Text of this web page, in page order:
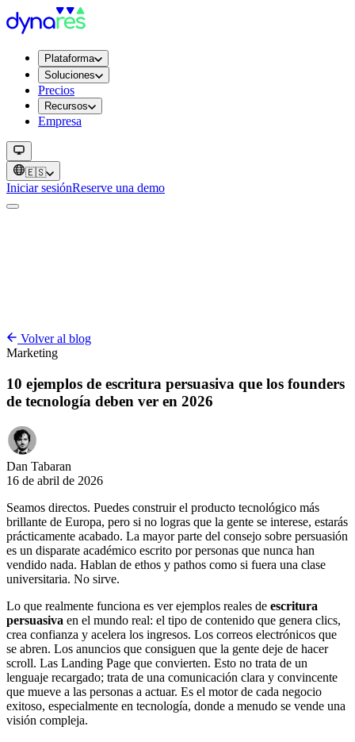
Plataforma
Soluciones
Precios
Recursos
Empresa
🇪🇸
Iniciar sesiónReserve una demo
Volver al blog
Marketing
10 ejemplos de escritura persuasiva que los founders
de tecnología deben ver en 2026
Dan Tabaran
16 de abril de 2026
Seamos directos. Puedes construir el producto tecnológico más
brillante de Europa, pero si no logras que la gente se interese, estarás
prácticamente acabado. La mayor parte del consejo sobre persuasión
es un disparate académico escrito por personas que nunca han
vendido nada. Hablan de ethos y pathos como si fuera una clase
universitaria. No sirve.
Lo que realmente funciona es ver ejemplos reales de escritura
persuasiva en el mundo real: el tipo de contenido que genera clics,
crea confianza y acelera los ingresos. Los correos electrónicos que
se abren. Los anuncios que consiguen que la gente deje de hacer
scroll. Las Landing Page que convierten. Esto no trata de un
lenguaje recargado; trata de una comunicación clara y convincente
que mueve a las personas a actuar. Es el motor de cada negocio
exitoso, especialmente en tecnología, donde a menudo se vende una
visión compleja.